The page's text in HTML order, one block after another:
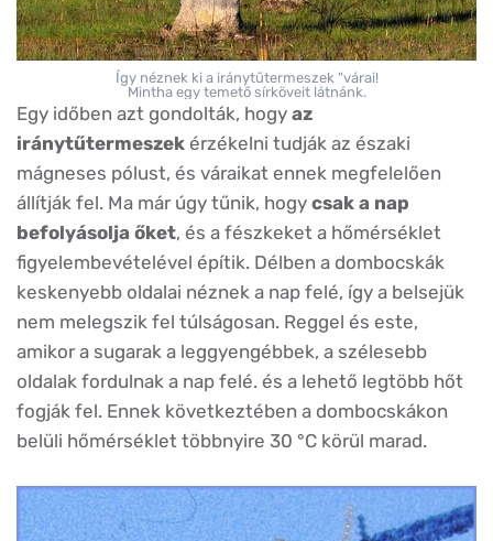
Így néznek ki a iránytűtermeszek "várai!
Mintha egy temető sírköveit látnánk.
Egy időben azt gondolták, hogy az
iránytűtermeszek érzékelni tudják az északi
mágneses pólust, és váraikat ennek megfelelően
állítják fel. Ma már úgy tűnik, hogy csak a nap
befolyásolja őket, és a fészkeket a hőmérséklet
figyelembevételével építik. Délben a dombocskák
keskenyebb oldalai néznek a nap felé, így a belsejük
nem melegszik fel túlságosan. Reggel és este,
amikor a sugarak a leggyengébbek, a szélesebb
oldalak fordulnak a nap felé. és a lehető legtöbb hőt
fogják fel. Ennek következtében a dombocskákon
belüli hőmérséklet többnyire 30 °C körül marad.